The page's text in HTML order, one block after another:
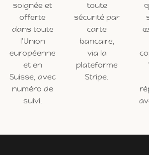
soignée et
offerte
dans toute
l'Union
européenne
et en
Suisse, avec
numéro de
suivi.
toute
sécurité par
carte
bancaire,
via la
plateforme
Stripe.